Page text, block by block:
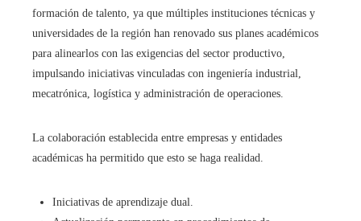
formación de talento, ya que múltiples instituciones técnicas y
universidades de la región han renovado sus planes académicos
para alinearlos con las exigencias del sector productivo,
impulsando iniciativas vinculadas con ingeniería industrial,
mecatrónica, logística y administración de operaciones.
La colaboración establecida entre empresas y entidades
académicas ha permitido que esto se haga realidad.
Iniciativas de aprendizaje dual.